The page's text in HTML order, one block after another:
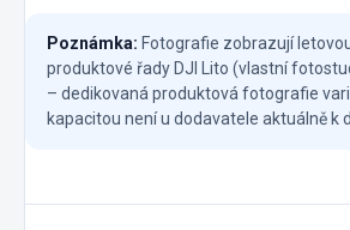
Poznámka: Fotografie zobrazují
produktové řady DJI Lito (vlastní
– dedikovaná produktová fotografie
kapacitou není u dodavatele aktuálně k